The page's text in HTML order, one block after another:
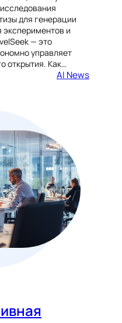
для генерации
экспериментов и
— это
управляет
открытия. Как…
AI News